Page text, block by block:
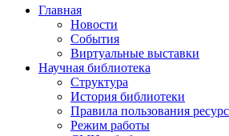
Главная
Новости
События
Виртуальные выставки
Научная библиотека
Структура
История библиотеки
Правила пользования
Режим работы